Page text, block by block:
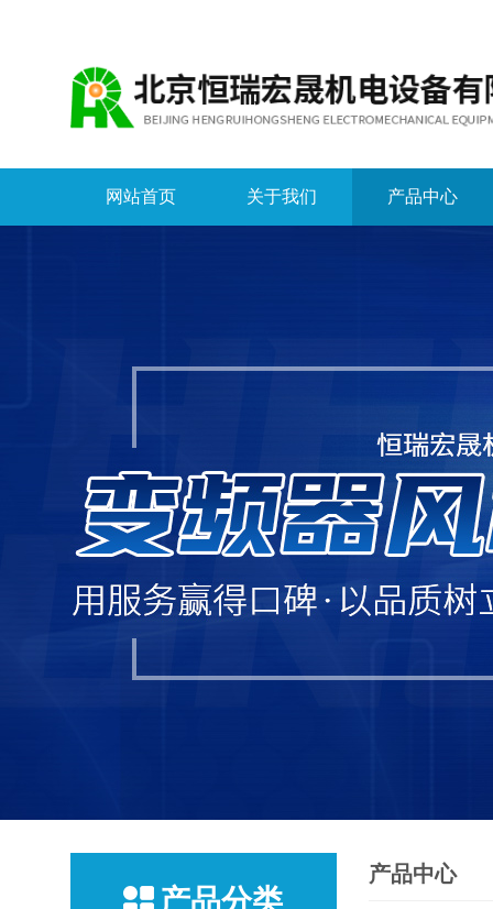
网站首页 关于我们 产品中心
产品分类
产品中心